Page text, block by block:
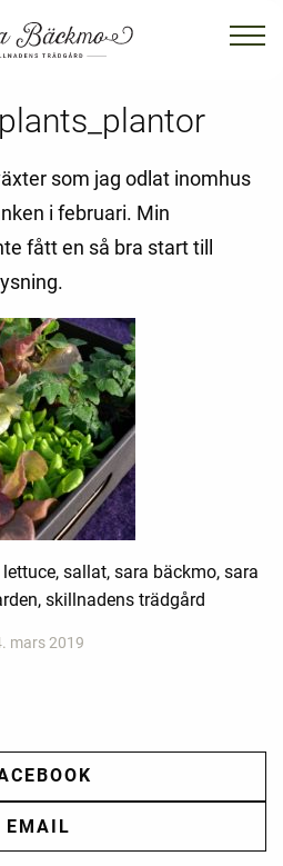
som jag odlat inomhus
i februari. Min
fått en så bra start till
sallat, sara bäckmo, sara
skillnadens trädgård
mars 2019
EMAIL